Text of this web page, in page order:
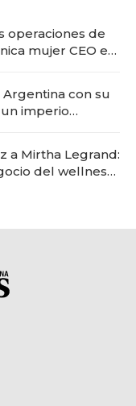
operaciones de
mujer CEO en
con su
imperio
a Mirtha Legrand:
del wellness